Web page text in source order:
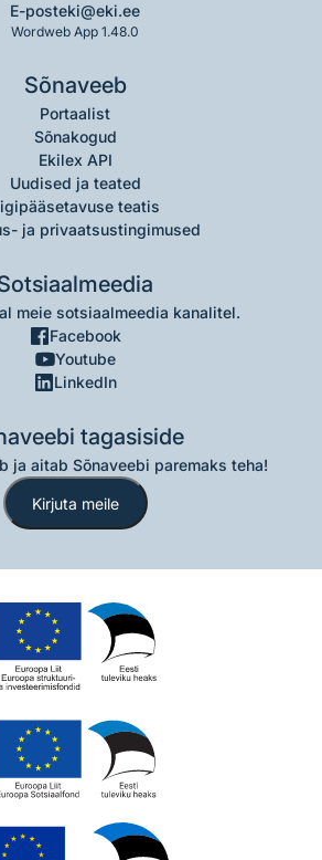
E-posteki@eki.ee
Wordweb App 1.48.0
Sõnaveeb
Portaalist
Sõnakogud
Ekilex API
Uudised ja teated
teatis
ja privaatsustingimused
meie sotsiaalmeedia kanalitel.
Facebook
Youtube
LinkedIn
tagasiside
ja aitab Sõnaveebi paremaks teha!
Kirjuta meile